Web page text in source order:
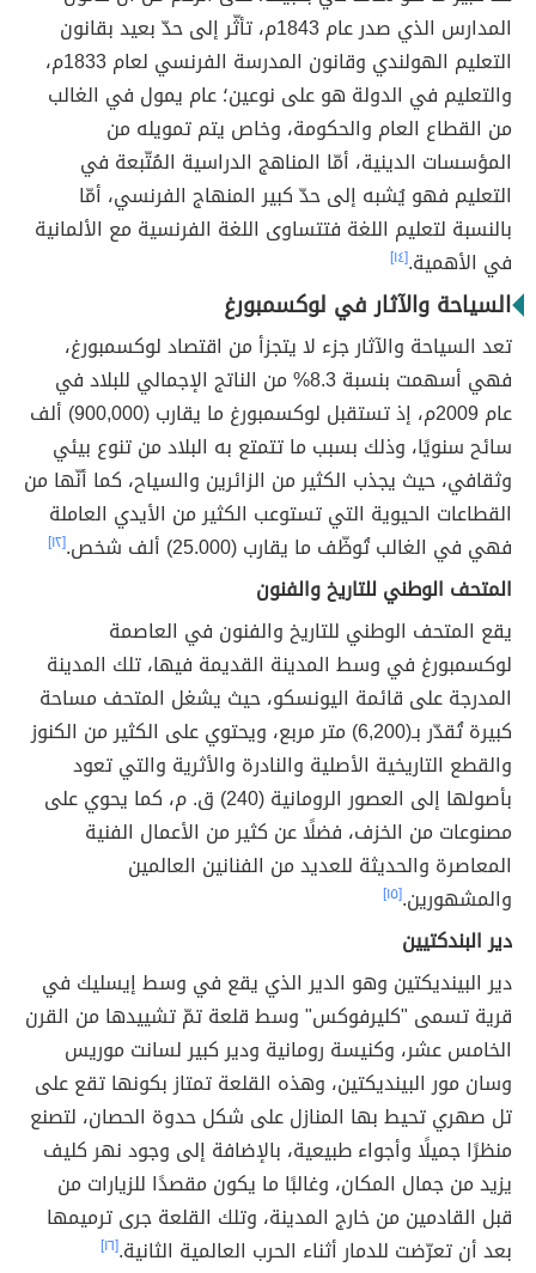
المدارس الذي صدر عام 1843م، تأثّر إلى حدّ بعيد بقانون
التعليم الهولندي وقانون المدرسة الفرنسي لعام 1833م،
والتعليم في الدولة هو على نوعين؛ عام يمول في الغالب
من القطاع العام والحكومة، وخاص يتم تمويله من
المؤسسات الدينية، أمّا المناهج الدراسية المُتّبعة في
التعليم فهو يُشبه إلى حدّ كبير المنهاج الفرنسي، أمّا
بالنسبة لتعليم اللغة فتتساوى اللغة الفرنسية مع الألمانية
في الأهمية.[١٤]
السياحة والآثار في لوكسمبورغ
تعد السياحة والآثار جزء لا يتجزأ من اقتصاد لوكسمبورغ،
فهي أسهمت بنسبة 8.3% من الناتج الإجمالي للبلاد في
عام 2009م، إذ تستقبل لوكسمبورغ ما يقارب (900,000) ألف
سائح سنويًا، وذلك بسبب ما تتمتع به البلاد من تنوع بيئي
وثقافي، حيث يجذب الكثير من الزائرين والسياح، كما أنّها من
القطاعات الحيوية التي تستوعب الكثير من الأيدي العاملة
فهي في الغالب تُوظّف ما يقارب (25.000) ألف شخص.
[١٢]
المتحف الوطني للتاريخ والفنون
يقع المتحف الوطني للتاريخ والفنون في العاصمة
لوكسمبورغ في وسط المدينة القديمة فيها، تلك المدينة
المدرجة على قائمة اليونسكو، حيث يشغل المتحف مساحة
كبيرة تُقدّر بـ(6,200) متر مربع، ويحتوي على الكثير من الكنوز
والقطع التاريخية الأصلية والنادرة والأثرية والتي تعود
بأصولها إلى العصور الرومانية (240) ق. م، كما يحوي على
مصنوعات من الخزف، فضلًا عن كثير من الأعمال الفنية
المعاصرة والحديثة للعديد من الفنانين العالمين
والمشهورين.[١٥]
دير البندكتيين
دير البينديكتين وهو الدير الذي يقع في وسط إيسليك في
قرية تسمى "كليرفوكس" وسط قلعة تمّ تشييدها من القرن
الخامس عشر، وكنيسة رومانية ودير كبير لسانت موريس
وسان مور البينديكتين، وهذه القلعة تمتاز بكونها تقع على
تل صهري تحيط بها المنازل على شكل حدوة الحصان، لتصنع
منظرًا جميلًا وأجواء طبيعية، بالإضافة إلى وجود نهر كليف
يزيد من جمال المكان، وغالبًا ما يكون مقصدًا للزيارات من
قبل القادمين من خارج المدينة، وتلك القلعة جرى ترميمها
بعد أن تعرّضت للدمار أثناء الحرب العالمية الثانية.[١٦]